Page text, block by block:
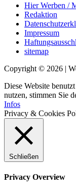
Hier Werben /
Redaktion
Impressum
sitemap
Copyright © 2026 |
Diese Website
nutzen, stimmen Sie
Infos
Privacy & Cookies
Schließen
Privacy Overview